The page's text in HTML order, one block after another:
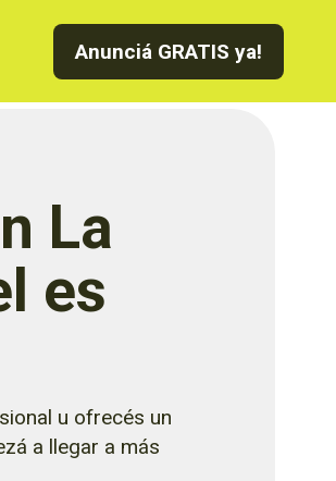
Anunciá GRATIS ya!
La
es
u ofrecés un
a llegar a más